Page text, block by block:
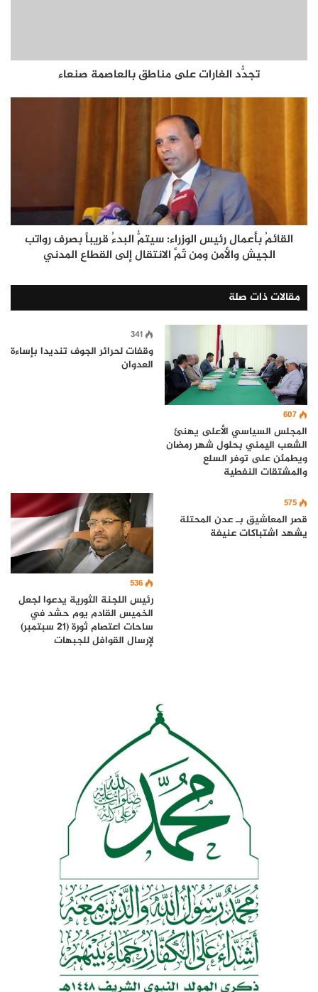
تجدُّد الغارات على مناطق بالعاصمة صنعاء
القائمُ بأعمال رئيس الوزراء: سيتمُّ البدءُ قريباً بصرف رواتب
الجيش والأمن ومن ثَمَّ الانتقال إلى القطاع المدني
مقالات ذات صلة
607
المجلس السياسي الأعلى يهنئ
الشعب اليمني بحلول شهر رمضان
ويطمئن على توفر السلع
والمشتقات النفطية
341
وقفات لحرائر الجوف تنديدا بإساءة
العدوان
575
قصر المعاشيق بـ عدن المحتلة
يشهد اشتباكات عنيفة
536
رئيس اللجنة الثورية يدعوا لجعل
الخميس القادم يوم حشد في
ساحات اعتصام ثورة (21 سبتمبر)
لإرسال القوافل للجبهات